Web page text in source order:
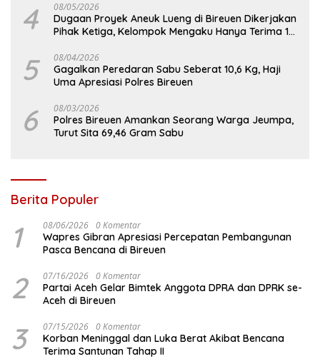
4 08/05/2026
Dugaan Proyek Aneuk Lueng di Bireuen Dikerjakan
Pihak Ketiga, Kelompok Mengaku Hanya Terima 10
5 08/04/2026
Gagalkan Peredaran Sabu Seberat 10,6 Kg, Haji
Uma Apresiasi Polres Bireuen
6 08/03/2026
Polres Bireuen Amankan Seorang Warga Jeumpa,
Turut Sita 69,46 Gram Sabu
Berita Populer
1 08/06/2026 0 Komentar
Wapres Gibran Apresiasi Percepatan Pembangunan
Pasca Bencana di Bireuen
2 07/16/2026 0 Komentar
Partai Aceh Gelar Bimtek Anggota DPRA dan DPRK se-
Aceh di Bireuen
3 07/15/2026 0 Komentar
Korban Meninggal dan Luka Berat Akibat Bencana
Terima Santunan Tahap II